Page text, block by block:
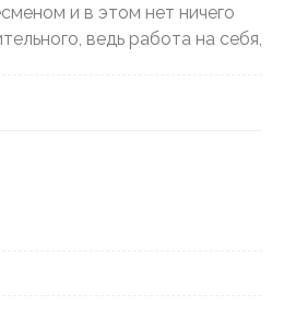
и в этом нет ничего
ведь работа на себя,